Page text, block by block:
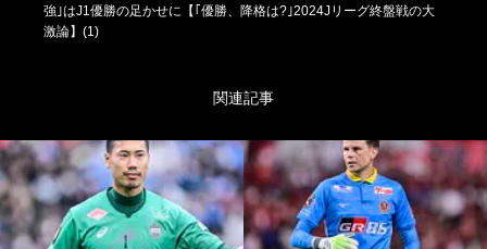
強｣はJ1優勝の足かせに【｢優勝、降格は?｣2024Jリーグ終盤戦の大
激論】(1)
関連記事